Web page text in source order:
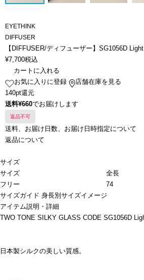
EYETHINK
DIFFUSER
【DIFFUSER/ディフューザー】SG1056D
¥7,700税込
カートに入れる
お気に入りに登録
店舗在庫を見る
140pt還元
送料¥660でお届けします
返品不可
送料、お届け日数、お届け日時指定について
返品について
サイズ
サイズ
全長
フリー
74
サイズガイド 身長別サイズイメージ
アイテム説明・詳細
TWO TONE SILKY GLASS CODE SG1056D
日本製シルクの美しい質感。